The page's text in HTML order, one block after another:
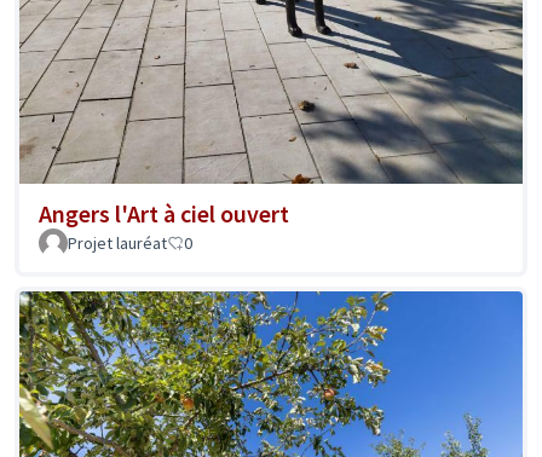
Angers l'Art à ciel ouvert
Projet lauréat 0